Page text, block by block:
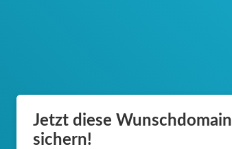
Jetzt diese Wunschdomain
sichern!